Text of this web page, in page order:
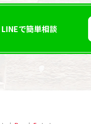
LINEで簡単相談